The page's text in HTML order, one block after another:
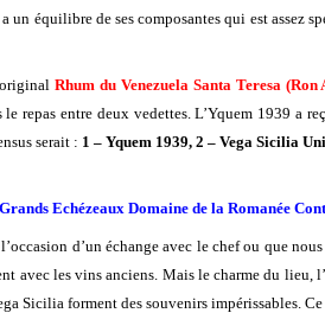
équilibre de ses composantes qui est assez
Rhum du Venezuela Santa Teresa
repas entre deux vedettes. L’Yquem 1939
serait : 1 – Yquem 1939, 2 – Vega Sicilia
Echézeaux Domaine de la Romanée
d’un échange avec le chef ou que
avec les vins anciens. Mais le charme du
Sicilia forment des souvenirs impérissables.